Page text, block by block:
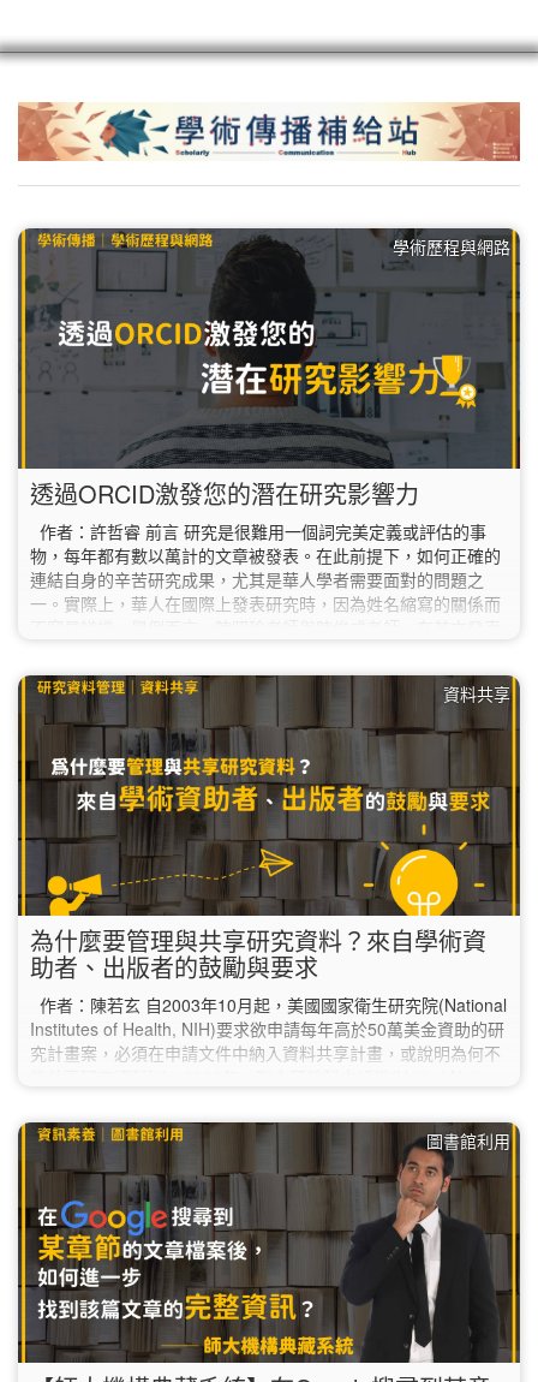
聯繫
學術歷程與網路
透過ORCID激發您的潛在研究影響力
作者：許哲睿 前言 研究是很難用一個詞完美定義或評估的事
物，每年都有數以萬計的文章被發表。在此前提下，如何正確的
連結自身的辛苦研究成果，尤其是華人學者需要面對的問題之
一。實際上，華人在國際上發表研究時，因為姓名縮寫的關係而
著開放科學(open…
資料共享
為什麼要管理與共享研究資料？來自學術資
助者、出版者的鼓勵與要求
作者：陳若玄 自2003年10月起，美國國家衛生研究院(National
Institutes of Health, NIH)要求欲申請每年高於50萬美金資助的研
究計畫案，必須在申請文件中納入資料共享計畫，或說明為何不
《UNESCO Recommendation on Open…
圖書館利用